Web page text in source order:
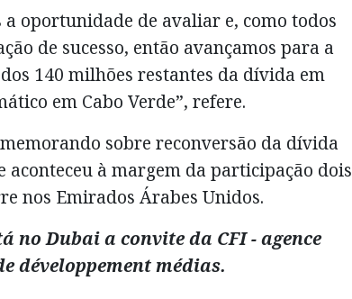
a oportunidade de avaliar e, como todos
de sucesso, então avançamos para a
140 milhões restantes da dívida em
em Cabo Verde”, refere.
sobre reconversão da dívida
aconteceu à margem da participação dois
nos Emirados Árabes Unidos.
no Dubai a convite da CFI - agence
développement médias.